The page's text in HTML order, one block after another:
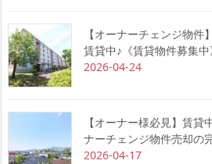
【オーナーチェンジ物
賃貸中♪《賃貸物件募集中
2026-04-24
【オーナー様必見】賃
ナーチェンジ物件売却の
2026-04-17